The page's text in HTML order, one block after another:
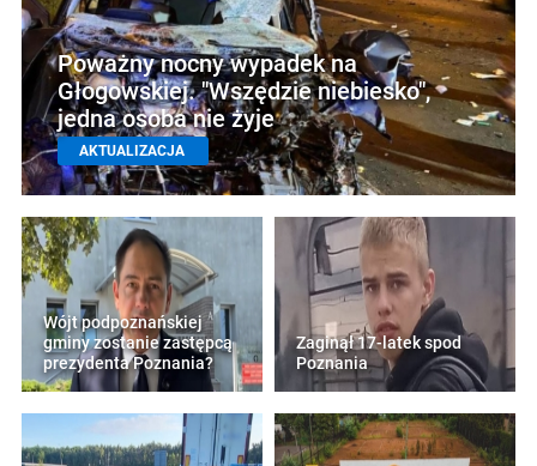
Poważny nocny wypadek na
Głogowskiej. "Wszędzie niebiesko",
jedna osoba nie żyje
AKTUALIZACJA
Wójt podpoznańskiej
gminy zostanie zastępcą
prezydenta Poznania?
Zaginął 17-latek spod
Poznania